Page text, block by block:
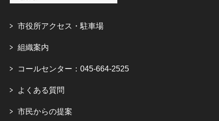
市役所アクセス・駐車場
組織案内
コールセンター：045-664-2525
よくある質問
市民からの提案